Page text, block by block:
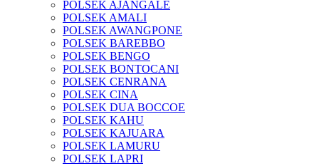
POLSEK AJANGALE
POLSEK AMALI
POLSEK AWANGPONE
POLSEK BAREBBO
POLSEK BENGO
POLSEK BONTOCANI
POLSEK CENRANA
POLSEK CINA
POLSEK DUA BOCCOE
POLSEK KAHU
POLSEK KAJUARA
POLSEK LAMURU
POLSEK LAPRI